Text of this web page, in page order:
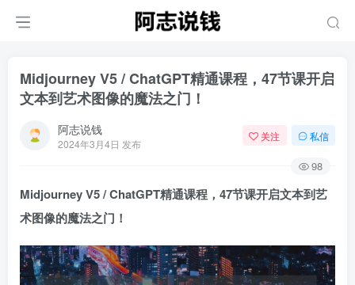
Midjourney V5 / ChatGPT精通课程，47节课开启
文本到艺术图像的魔法之门！
阿志说钱
2024年3月4日 发布
关注 私信
98
Midjourney V5 / ChatGPT精通课程，47节课开启文本到艺
术图像的魔法之门！